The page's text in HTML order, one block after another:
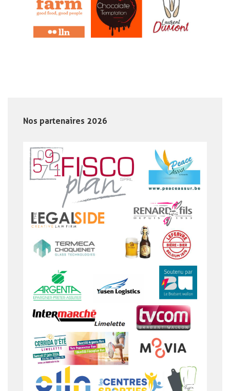
Nos partenaires 2026